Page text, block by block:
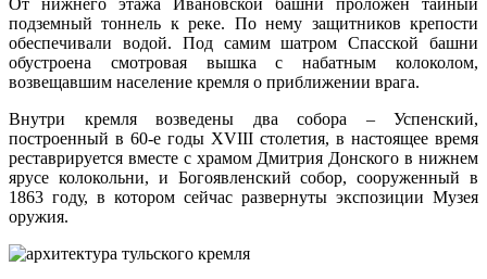
подземный тоннель к реке. По нему защитников крепости
обеспечивали водой. Под самим шатром Спасской башни
обустроена смотровая вышка с набатным колоколом,
возвещавшим население кремля о приближении врага.
Внутри кремля возведены два собора – Успенский,
построенный в 60-е годы XVIII столетия, в настоящее время
реставрируется вместе с храмом Дмитрия Донского в нижнем
ярусе колокольни, и Богоявленский собор, сооруженный в
1863 году, в котором сейчас развернуты экспозиции Музея
оружия.